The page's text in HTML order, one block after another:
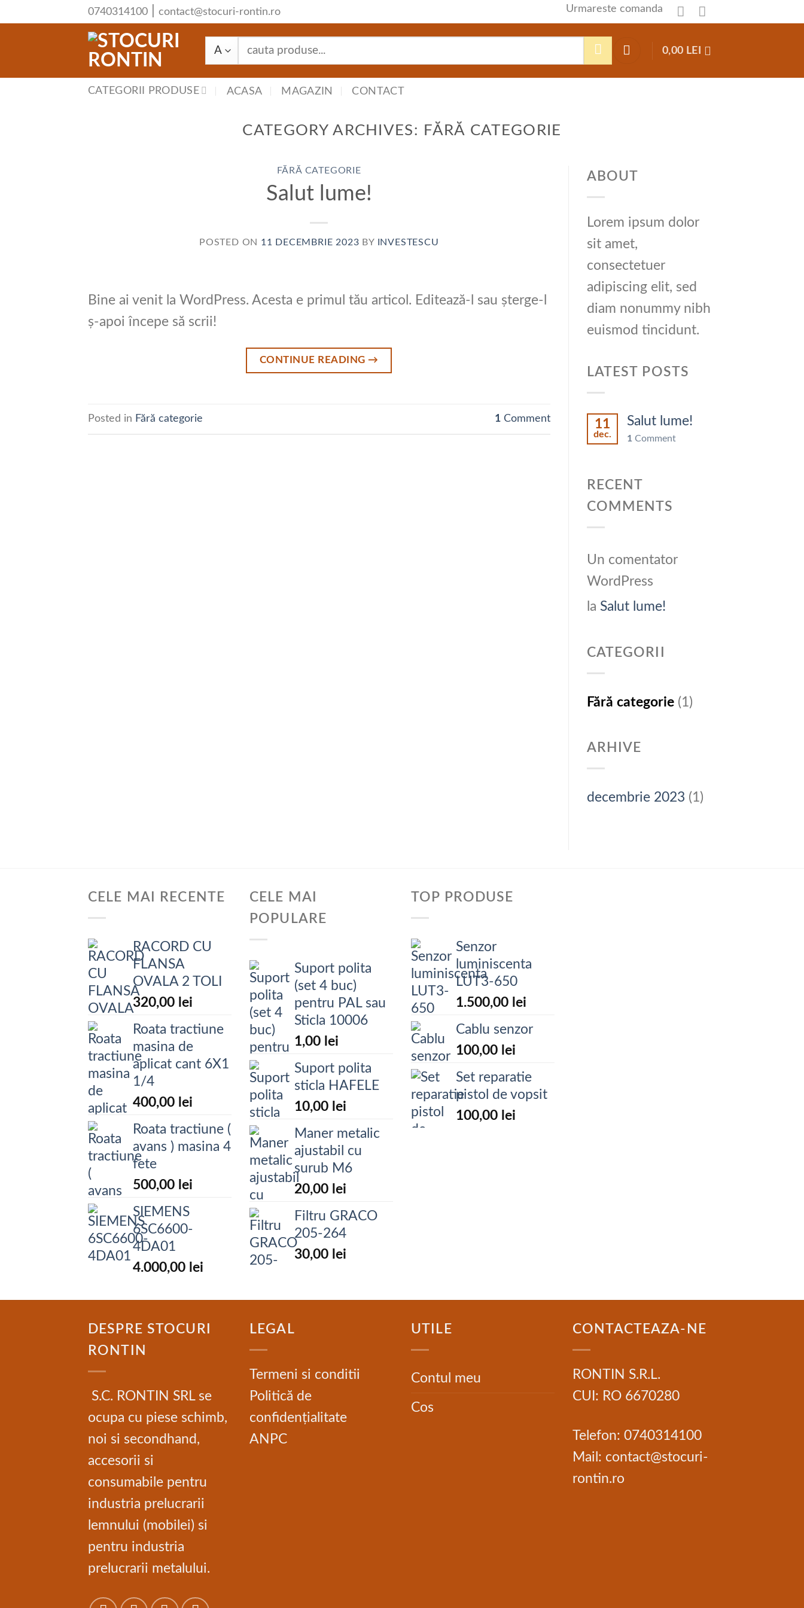
0740314100 contact@stocuri-rontin.ro Urmareste comanda
0,00 LEI
CATEGORII PRODUSE ACASA MAGAZIN CONTACT
CATEGORY ARCHIVES: FĂRĂ CATEGORIE
FĂRĂ CATEGORIE
Salut lume!
POSTED ON 11 DECEMBRIE 2023 BY INVESTESCU
Bine ai venit la WordPress. Acesta e primul tău articol. Editează-l sau șterge-l
ș-apoi începe să scrii!
CONTINUE READING →
Posted in Fără categorie 1Comment
ABOUT
Lorem ipsum dolor
sit amet,
consectetuer
adipiscing elit, sed
diam nonummy nibh
euismod tincidunt.
LATEST POSTS
11
dec.
Salut lume!
1 Comment
RECENT
COMMENTS
Un comentator
WordPress
la Salut lume!
CATEGORII
Fără categorie(1)
ARHIVE
decembrie 2023 (1)
CELE MAI RECENTE
RACORD CU
FLANSA
OVALA 2 TOLI
320,00 lei
Roata tractiune
masina de
aplicat cant 6X1
1/4
400,00 lei
Roata tractiune (
avans ) masina 4
fete
500,00 lei
SIEMENS
6SC6600-
4DA01
4.000,00 lei
CELE MAI
POPULARE
Suport polita
(set 4 buc)
pentru PAL sau
Sticla 10006
1,00 lei
Suport polita
sticla HAFELE
10,00 lei
Maner metalic
ajustabil cu
surub M6
20,00 lei
Filtru GRACO
205-264
30,00 lei
TOP PRODUSE
Senzor
luminiscenta
LUT3-650
1.500,00 lei
Cablu senzor
100,00 lei
Set reparatie
pistol de vopsit
100,00 lei
DESPRE STOCURI
RONTIN
S.C. RONTIN SRL se
ocupa cu piese schimb,
noi si secondhand,
accesorii si
consumabile pentru
industria prelucrarii
lemnului (mobilei) si
pentru industria
prelucrarii metalului.
LEGAL
Termeni si conditii
Politică de
confidențialitate
ANPC
UTILE
Contul meu
Cos
CONTACTEAZA-NE
RONTIN S.R.L.
CUI: RO 6670280
Telefon: 0740314100
Mail: contact@stocuri-
rontin.ro